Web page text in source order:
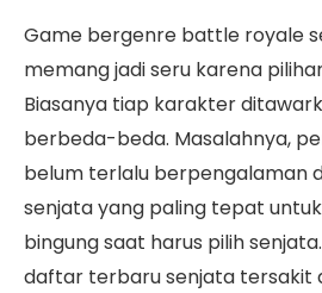
Game bergenre battle royale
memang jadi seru karena
Biasanya tiap karakter
berbeda-beda. Masalahnya,
belum terlalu berpengalaman
senjata yang paling tepat
bingung saat harus pilih
daftar terbaru senjata tersakit